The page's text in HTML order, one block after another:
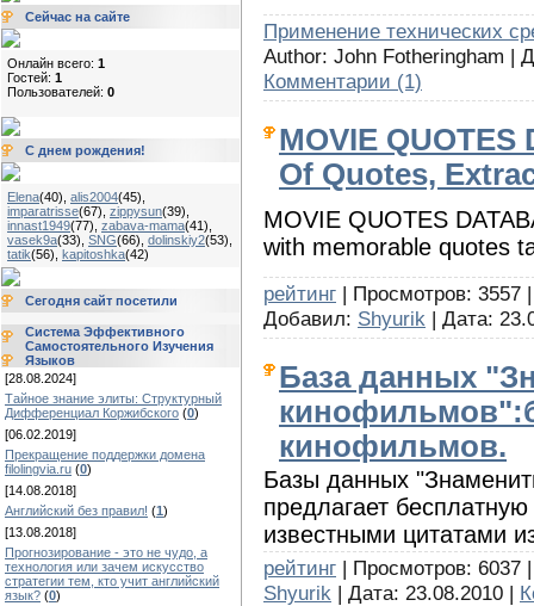
Сейчас на сайте
Онлайн всего: 1
Гостей: 1
Пользователей: 0
С днем рождения!
Elena(40) alis2004(45)
imparatrisse(67) zippysun(39)
innast1949(77) zabava-mama(41)
vasek9a(33) SNG(66) dolinskiy2(53)
tatik(56) kapitoshka(42)
Сегодня сайт посетили
Система Эффективного
Самостоятельного Изучения
Языков
[28.08.2024]
Тайное знание элиты: Структурный
Дифференциал Коржибского (0)
[06.02.2019]
Прекращение поддержки домена
filolingvia.ru (0)
[14.08.2018]
Английский без правил! (1)
[13.08.2018]
Прогнозирование - это не чудо, а
технология или зачем искусство
стратегии тем, кто учит английский
язык? (0)
Применение технических
Author: John Fotheringham |
Комментарии (1)
MOVIE QUOTES
Of Quotes,
MOVIE QUOTES
with memorable quotes
рейтинг | Просмотров: 3557
Добавил: Shyurik | Дата:
База данных
кинофильмов.
Базы данных
предлагает
известными цитатами
рейтинг | Просмотров: 6037
Shyurik | Дата: 23.08.2010 |